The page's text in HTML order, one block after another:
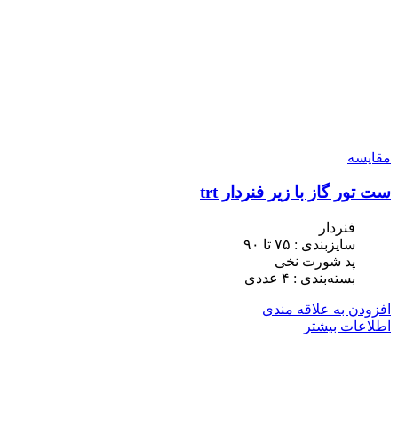
مقایسه
ست تور گاز با زیر فنردار trt
فنردار
سایزبندی : ٧۵ تا ٩٠
پد شورت نخی
بسته‌بندی : ۴ عددی
افزودن به علاقه مندی
اطلاعات بیشتر